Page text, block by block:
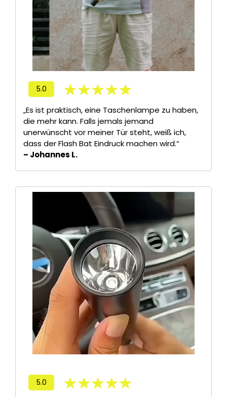
5.0
„Es ist praktisch, eine Taschenlampe zu haben,
die mehr kann. Falls jemals jemand
unerwünscht vor meiner Tür steht, weiß ich,
dass der Flash Bat Eindruck machen wird.“
– Johannes L.
5.0